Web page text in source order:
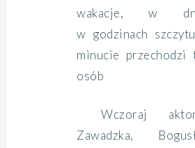
wakacje, w
w godzinach
minucie przechodzi
osób
Wczoraj
Zawadzka,